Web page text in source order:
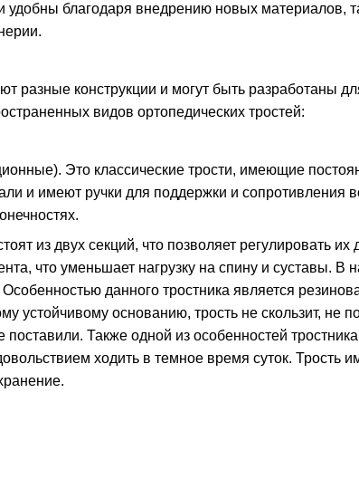
удобны благодаря внедрению новых материалов,
разные конструкции и могут быть разработаны
видов ортопедических тростей:
Это классические трости, имеющие
и имеют ручки для поддержки и
из двух секций, что позволяет регулировать
что уменьшает нагрузку на спину и суставы. В
Особенностью данного тростника является
устойчивому основанию, трость не скользит, не
поставили. Также одной из особенностей
ходить в темное время суток. Трость